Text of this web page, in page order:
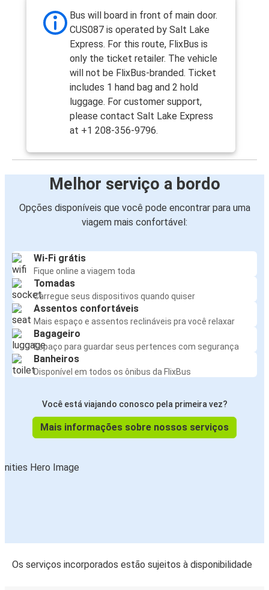
Bus will board in front of main door.
CUS087 is operated by Salt Lake
Express. For this route, FlixBus is
only the ticket retailer. The vehicle
will not be FlixBus-branded. Ticket
includes 1 hand bag and 2 hold
luggage. For customer support,
please contact Salt Lake Express
at +1 208-356-9796.
Melhor serviço a bordo
Opções disponíveis que você pode encontrar para uma
viagem mais confortável:
Wi-Fi grátis
Fique online a viagem toda
Tomadas
Carregue seus dispositivos quando quiser
Assentos confortáveis
Mais espaço e assentos reclináveis pra você relaxar
Bagageiro
Espaço para guardar seus pertences com segurança
Banheiros
Disponível em todos os ônibus da FlixBus
Você está viajando conosco pela primeira vez?
Mais informações sobre nossos serviços
Os serviços incorporados estão sujeitos à disponibilidade